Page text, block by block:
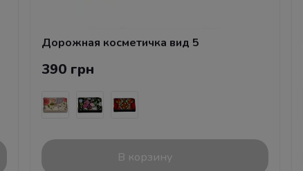
Дорожная косметичка вид 5
390 грн
В корзину